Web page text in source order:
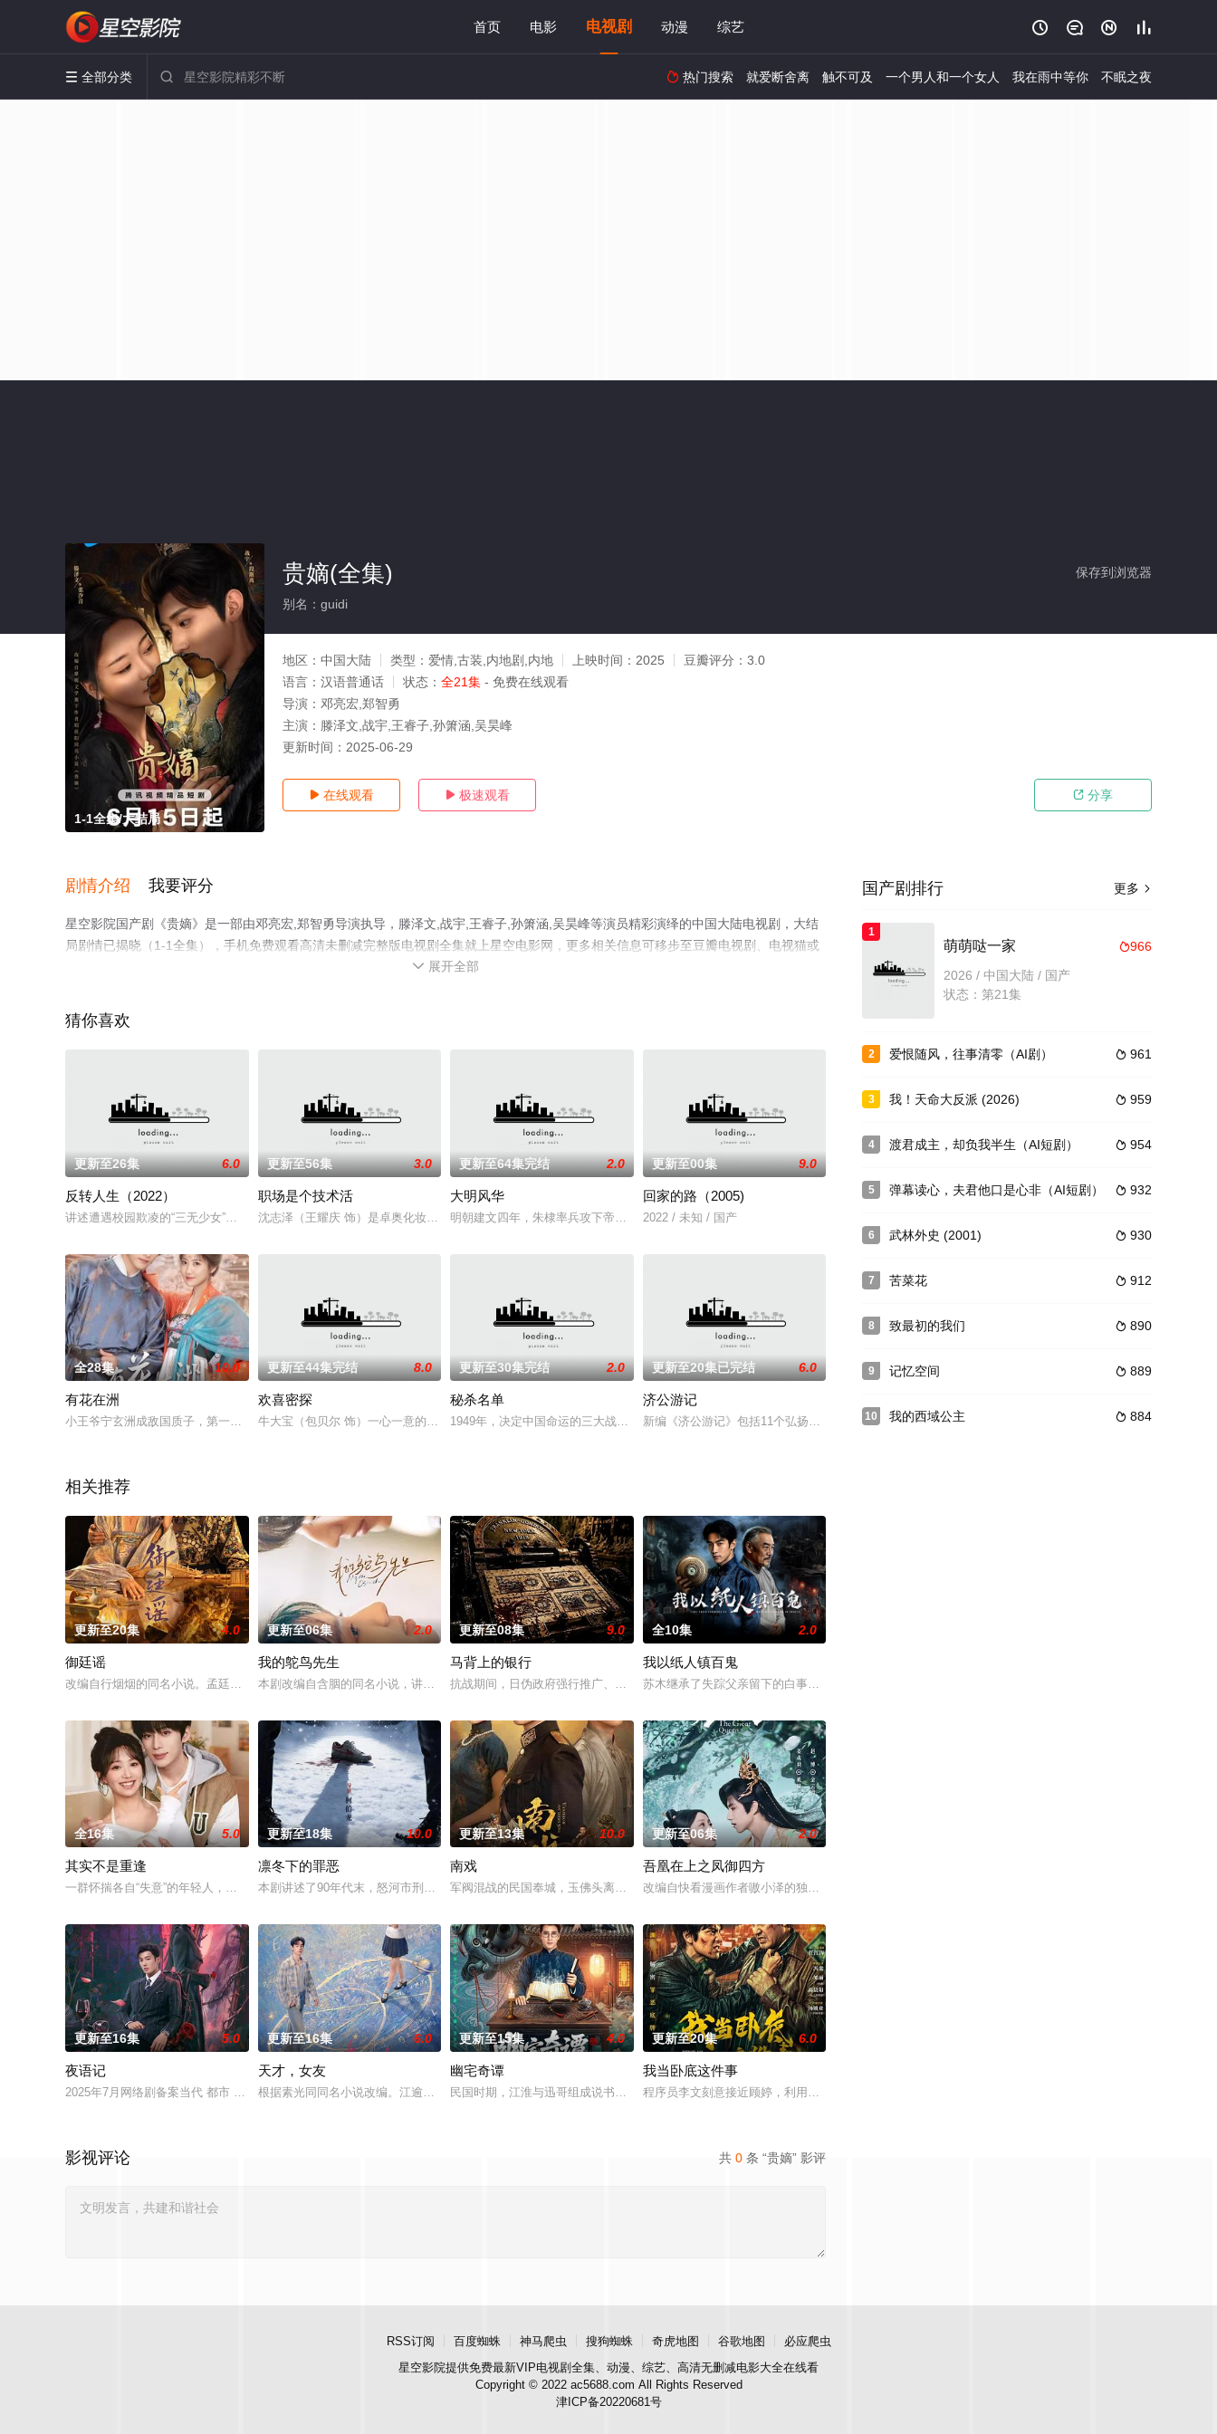
首页 电影 电视剧 动漫 综艺    
 全部分类   热门搜索 就爱断舍离 触不可及 一个男人和一个女人 我在雨中等你 不眠之夜
1-1全集/大结局
保存到浏览器
贵嫡(全集)
别名：guidi
地区： 中国大陆 类型： 爱情,古装,内地剧,内地 上映时间： 2025 豆瓣评分： 3.0
语言： 汉语普通话 状态： 全21集 - 免费在线观看
导演： 邓亮宏,郑智勇
主演： 滕泽文,战宇,王睿子,孙箫涵,吴昊峰
更新时间： 2025-06-29
 在线观看  极速观看  分享
剧情介绍 我要评分
星空影院国产剧《贵嫡》是一部由邓亮宏,郑智勇导演执导，滕泽文,战宇,王睿子,孙箫涵,吴昊峰等演员精彩演绎的中国大陆电视剧，大结
局剧情已揭晓（1-1全集），手机免费观看高清未删减完整版电视剧全集就上星空电影网，更多相关信息可移步至豆瓣电视剧、电视猫或
 展开全部
猜你喜欢
更新至26集 6.0
反转人生（2022）
讲述遭遇校园欺凌的“三无少女”沐想想（周依然 饰）与愤世嫉俗的校霸富二代乔南（⻢思超 饰）关于⻘春的”自我“旅行。
更新至56集 3.0
职场是个技术活
沈志泽（王耀庆 饰）是卓奥化妆品集团的总裁，近日里，他发现公司的营业额不断的下降，似乎遭遇了凛冬，于是聘请了高级经理人许
更新至64集完结 2.0
大明风华
明朝建文四年，朱棣率兵攻下帝都应天，御史大夫景清夫妻罹难，长女若微被副将孙愚所救，次女蔓茵为太子朱高炽所救。骨肉同胞，一
更新至00集 9.0
回家的路（2005)
2022 / 未知 / 国产
全28集 10.0
有花在洲
小王爷宁玄洲成敌国质子，第一天就被花公子强取豪夺为室友。然而从小被迫女扮男装的花惜玉，竟错把宁玄洲这暗谍头子当公主，假闺
更新至44集完结 8.0
欢喜密探
牛大宝（包贝尔 饰）一心一意的喜欢着名为袁玉娥（王鸥 饰）的女子，向其展开热烈的攻势，没想到却在误打误撞之中成为了京师总
更新至30集完结 2.0
秘杀名单
1949年，决定中国命运的三大战役相继落下帷幕，国民党在大陆的统治日薄西山，风光不再。面对山雨欲来风满楼的局面，蒋氏集团
更新至20集已完结 6.0
济公游记
新编《济公游记》包括11个弘扬中华文化精髓、净化人心、显现神通的历史故事。该剧以诙谐、幽默、智慧的
相关推荐
更新至20集 4.0
御廷谣
改编自行烟烟的同名小说。孟廷辉，大平王朝有史以来个以女子进士科三元及第入翰林院的奇女子。十年前的她被他从死人堆里救出来，
更新至06集 2.0
我的鸵鸟先生
本剧改编自含胭的同名小说，讲述了邻家女孩庞倩（苏晓彤 饰）与童年时因一场意外落下身体残缺的少年顾铭夕（何洛洛 饰）的成长
更新至08集 9.0
马背上的银行
抗战期间，日伪政府强行推广、使用由“中国准备银行”发行的伪钞货币。根据党中央指示，高景波、徐邵梁、孙希光和黄鹰等人开始筹
全10集 2.0
我以纸人镇百鬼
苏木继承了失踪父亲留下的白事馆，本想低调扎纸维生，却因一具流血的新娘纸人卷入了一场跨越十年的惊天
全16集 5.0
其实不是重逢
一群怀揣各自“失意”的年轻人，在沿海小城南安相遇相知，他们决心各展所长创办旅行社。他们以当地的特色人文与美食为引，用真诚
更新至18集 10.0
凛冬下的罪恶
本剧讲述了90年代末，怒河市刑侦支队在无普及监控、无DNA鉴定技术的支持下，通过摸排、勘查等传统刑侦手段，接连破获数起重
更新至13集 10.0
南戏
军阀混战的民国奉城，玉佛头离奇失窃，戏班主横尸戏台，将冷血少帅许又安与昆曲名伶荣筱楠推向不死不休的对立绝境。而他们不知，
更新至06集 2.0
吾凰在上之凤御四方
改编自快看漫画作者嗷小泽的独家连载漫画《吾凰在上》。现代少女奚圆（姜贞羽 饰）因意外踏入玄机界，继
更新至16集 5.0
夜语记
2025年7月网络剧备案当代 都市 海南越酷文化传媒有限公司
更新至16集 6.0
天才，女友
根据素光同同名小说改编。江逾白长大以后，林知夏忽然对他说：“江逾白，我喜欢你，哲学和生物学意义上的喜欢。”那个夜晚，他脸
更新至15集 4.0
幽宅奇谭
民国时期，江淮与迅哥组成说书班子，偶遇“白天人住屋，晚上鬼占房”的阴阳宅，江淮被掳走配“阴婚”。他与女探长穆英搭档，侦破
更新至20集 6.0
我当卧底这件事
程序员李文刻意接近顾婷，利用顾炎女儿奴的属性，请求老炮儿顾炎带自己用程序员身份卧底电诈集团以求查
共 0 条 “贵嫡” 影评
影视评论
更多 
国产剧排行
1
966
萌萌哒一家
2026 / 中国大陆 / 国产
状态：第21集
2  961
爱恨随风，往事清零（AI剧）
3  959
我！天命大反派 (2026)
4  954
渡君成主，却负我半生（AI短剧）
5  932
弹幕读心，夫君他口是心非（AI短剧）
6  930
武林外史 (2001)
7  912
苦菜花
8  890
致最初的我们
9  889
记忆空间
10  884
我的西域公主
RSS订阅 百度蜘蛛 神马爬虫 搜狗蜘蛛 奇虎地图 谷歌地图
必应爬虫
星空影院提供免费最新VIP电视剧全集、动漫、综艺、高清无删减电影大全在线看
Copyright © 2022 ac5688.com All Rights Reserved
津ICP备20220681号